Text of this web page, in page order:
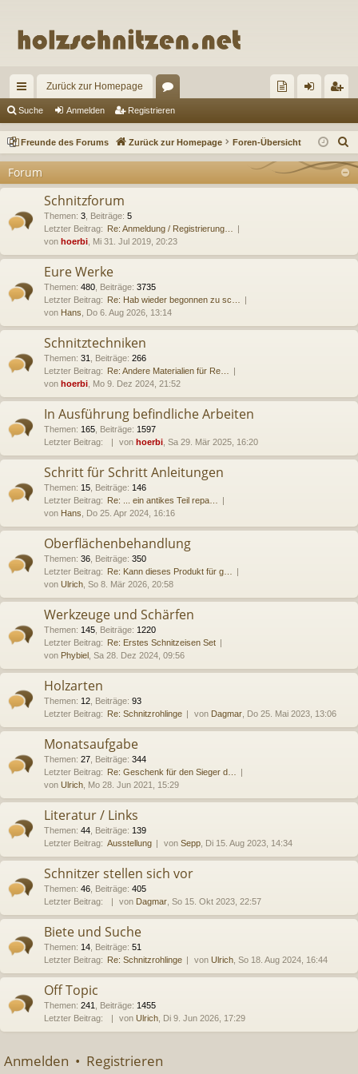
ch
ne
ug
Zurück zur Homepage
or
en un
de
ru
m
de
ist
re
Suche Anmelden Registrieren
Freunde des Forums Zurück zur Homepage Foren-Übersicht
Forum
Schnitzforum
Themen: 3 Beiträge: 5
Letzter Beitrag: Re: Anmeldung / Registrierung…
von hoerbi , Mi 31. Jul 2019, 20:23
Eure Werke
Themen: 480 Beiträge: 3735
Letzter Beitrag: Re: Hab wieder begonnen zu sc…
von Hans , Do 6. Aug 2026, 13:14
Schnitztechniken
Themen: 31 Beiträge: 266
Letzter Beitrag: Re: Andere Materialien für Re…
von hoerbi , Mo 9. Dez 2024, 21:52
In Ausführung befindliche Arbeiten
Themen: 165 Beiträge: 1597
Letzter Beitrag:
von hoerbi , Sa 29. Mär 2025, 16:20
Schritt für Schritt Anleitungen
Themen: 15 Beiträge: 146
Letzter Beitrag: Re: ... ein antikes Teil repa…
von Hans , Do 25. Apr 2024, 16:16
Oberflächenbehandlung
Themen: 36 Beiträge: 350
Letzter Beitrag: Re: Kann dieses Produkt für g…
von Ulrich , So 8. Mär 2026, 20:58
Werkzeuge und Schärfen
Themen: 145 Beiträge: 1220
Letzter Beitrag: Re: Erstes Schnitzeisen Set
von Phybiel , Sa 28. Dez 2024, 09:56
Holzarten
Themen: 12 Beiträge: 93
Letzter Beitrag: Re: Schnitzrohlinge von Dagmar , Do 25. Mai 2023, 13:06
Monatsaufgabe
Themen: 27 Beiträge: 344
Letzter Beitrag: Re: Geschenk für den Sieger d…
von Ulrich , Mo 28. Jun 2021, 15:29
Literatur / Links
Themen: 44 Beiträge: 139
Letzter Beitrag: Ausstellung von Sepp , Di 15. Aug 2023, 14:34
Schnitzer stellen sich vor
Themen: 46 Beiträge: 405
Letzter Beitrag:
von Dagmar , So 15. Okt 2023, 22:57
Biete und Suche
Themen: 14 Beiträge: 51
Letzter Beitrag: Re: Schnitzrohlinge von Ulrich , So 18. Aug 2024, 16:44
Off Topic
Themen: 241 Beiträge: 1455
Letzter Beitrag:
von Ulrich , Di 9. Jun 2026, 17:29
Anmelden • Registrieren